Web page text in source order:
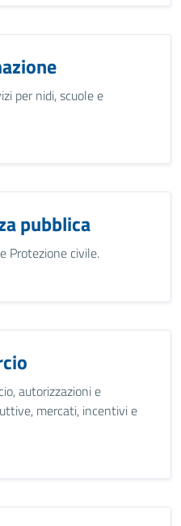
per nidi, scuole e
pubblica
Protezione civile.
autorizzazioni e
mercati, incentivi e